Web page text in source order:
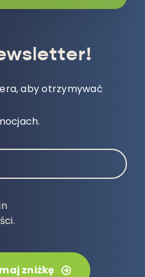
aby otrzymywać
zniżkę